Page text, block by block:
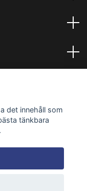
reserverade
det innehåll som
tänkbara